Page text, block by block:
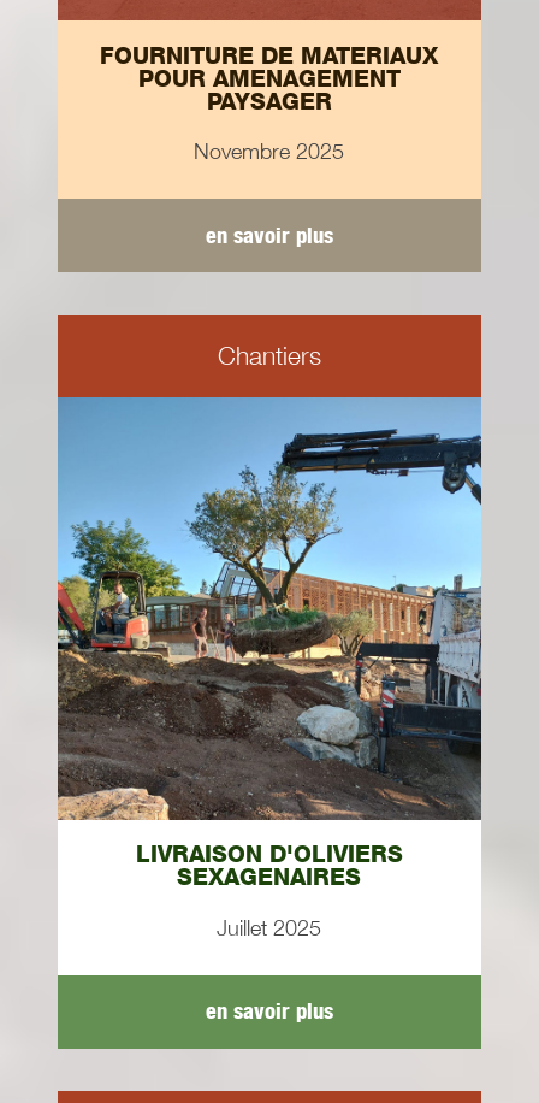
FOURNITURE DE MATERIAUX
POUR AMENAGEMENT
PAYSAGER
Novembre 2025
en savoir plus
Chantiers
LIVRAISON D'OLIVIERS
SEXAGENAIRES
Juillet 2025
en savoir plus